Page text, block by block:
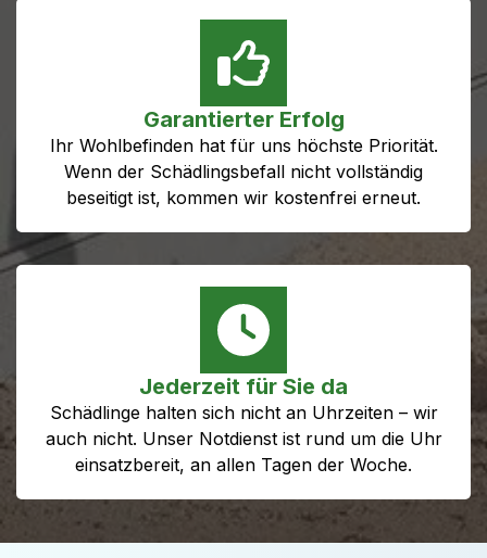
Garantierter Erfolg
Ihr Wohlbefinden hat für uns höchste Priorität.
Wenn der Schädlingsbefall nicht vollständig
beseitigt ist, kommen wir kostenfrei erneut.
Jederzeit für Sie da
Schädlinge halten sich nicht an Uhrzeiten – wir
auch nicht. Unser Notdienst ist rund um die Uhr
einsatzbereit, an allen Tagen der Woche.